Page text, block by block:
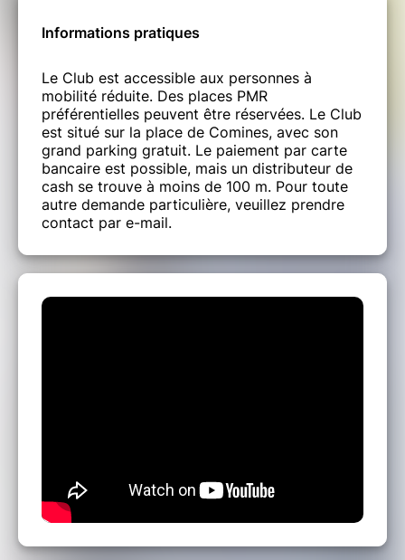
Informations pratiques
Le Club est accessible aux personnes à
mobilité réduite. Des places PMR
préférentielles peuvent être réservées. Le Club
est situé sur la place de Comines, avec son
grand parking gratuit. Le paiement par carte
bancaire est possible, mais un distributeur de
cash se trouve à moins de 100 m. Pour toute
autre demande particulière, veuillez prendre
contact par e-mail.